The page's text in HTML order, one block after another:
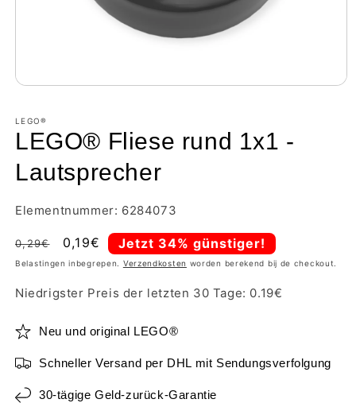
LEGO®
LEGO® Fliese rund 1x1 -
Lautsprecher
Elementnummer: 6284073
Normale
prijs
0,29€ Aanbiedingsprijs
0,19€ Jetzt 34% günstiger!
Belastingen inbegrepen. Verzendkosten worden berekend bij de checkout.
Niedrigster Preis der letzten 30 Tage: 0.19€
Neu und original LEGO®
Schneller Versand per DHL mit Sendungsverfolgung
30-tägige Geld-zurück-Garantie